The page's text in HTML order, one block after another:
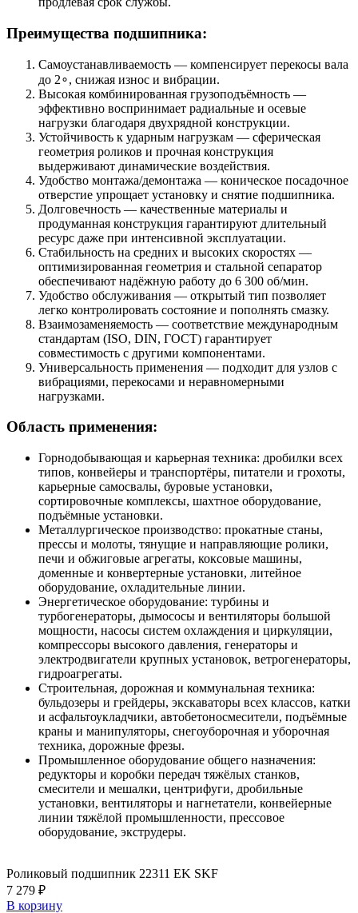
Преимущества подшипника:
Самоустанавливаемость — компенсирует перекосы вала
до 2∘, снижая износ и вибрации.
Высокая комбинированная грузоподъёмность —
эффективно воспринимает радиальные и осевые
нагрузки благодаря двухрядной конструкции.
Устойчивость к ударным нагрузкам — сферическая
геометрия роликов и прочная конструкция
выдерживают динамические воздействия.
Удобство монтажа/демонтажа — коническое посадочное
отверстие упрощает установку и снятие подшипника.
Долговечность — качественные материалы и
продуманная конструкция гарантируют длительный
ресурс даже при интенсивной эксплуатации.
Стабильность на средних и высоких скоростях —
оптимизированная геометрия и стальной сепаратор
обеспечивают надёжную работу до 6 300 об/мин.
Удобство обслуживания — открытый тип позволяет
легко контролировать состояние и пополнять смазку.
Взаимозаменяемость — соответствие международным
стандартам (ISO, DIN, ГОСТ) гарантирует
совместимость с другими компонентами.
Универсальность применения — подходит для узлов с
вибрациями, перекосами и неравномерными
нагрузками.
Область применения:
Горнодобывающая и карьерная техника: дробилки всех
типов, конвейеры и транспортёры, питатели и грохоты,
карьерные самосвалы, буровые установки,
сортировочные комплексы, шахтное оборудование,
подъёмные установки.
Металлургическое производство: прокатные станы,
прессы и молоты, тянущие и направляющие ролики,
печи и обжиговые агрегаты, коксовые машины,
доменные и конвертерные установки, литейное
оборудование, охладительные линии.
Энергетическое оборудование: турбины и
турбогенераторы, дымососы и вентиляторы большой
мощности, насосы систем охлаждения и циркуляции,
компрессоры высокого давления, генераторы и
электродвигатели крупных установок, ветрогенераторы,
гидроагрегаты.
Строительная, дорожная и коммунальная техника:
бульдозеры и грейдеры, экскаваторы всех классов, катки
и асфальтоукладчики, автобетоносмесители, подъёмные
краны и манипуляторы, снегоуборочная и уборочная
техника, дорожные фрезы.
Промышленное оборудование общего назначения:
редукторы и коробки передач тяжёлых станков,
смесители и мешалки, центрифуги, дробильные
установки, вентиляторы и нагнетатели, конвейерные
линии тяжёлой промышленности, прессовое
оборудование, экструдеры.
Роликовый подшипник 22311 EK SKF
7 279 ₽
В корзину